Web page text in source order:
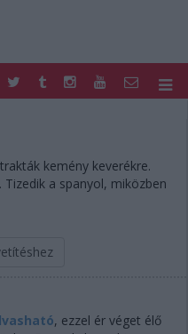
EGYÉB
kemény keverékre.
Tizedik a spanyol, miközben
, ezzel ér véget élő